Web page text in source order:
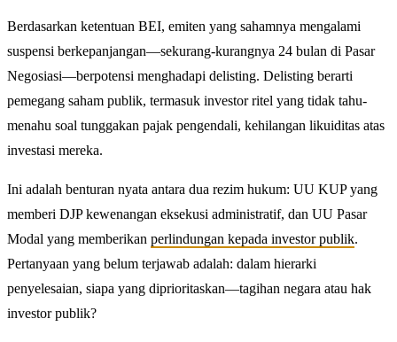
Berdasarkan ketentuan BEI, emiten yang sahamnya mengalami
suspensi berkepanjangan—sekurang-kurangnya 24 bulan di Pasar
Negosiasi—berpotensi menghadapi delisting. Delisting berarti
pemegang saham publik, termasuk investor ritel yang tidak tahu-
menahu soal tunggakan pajak pengendali, kehilangan likuiditas atas
investasi mereka.
Ini adalah benturan nyata antara dua rezim hukum: UU KUP yang
memberi DJP kewenangan eksekusi administratif, dan UU Pasar
Modal yang memberikan perlindungan kepada investor publik.
Pertanyaan yang belum terjawab adalah: dalam hierarki
penyelesaian, siapa yang diprioritaskan—tagihan negara atau hak
investor publik?